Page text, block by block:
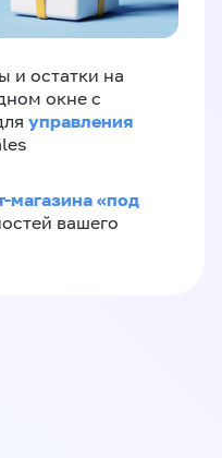
и остатки на
окне с
управления
магазина «под
вашего